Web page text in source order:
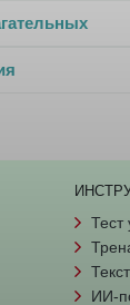
Тест
ИИ-